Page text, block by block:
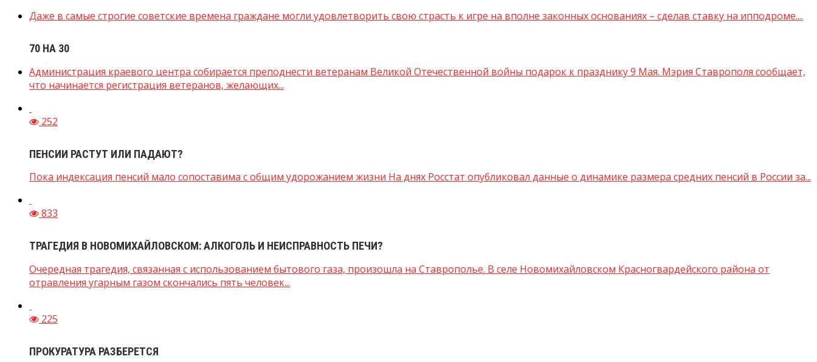
Даже в самые строгие советские времена граждане могли удовлетворить свою страсть к игре на вполне законных основаниях – сделав ставку на ипподроме....
70 НА 30
Администрация краевого центра собирается преподнести ветеранам Великой Отечественной войны подарок к празднику 9 Мая. Мэрия Ставрополя сообщает,
что начинается регистрация ветеранов, желающих...
252
ПЕНСИИ РАСТУТ ИЛИ ПАДАЮТ?
Пока индексация пенсий мало сопоставима с общим удорожанием жизни На днях Росстат опубликовал данные о динамике размера средних пенсий в России за...
833
ТРАГЕДИЯ В НОВОМИХАЙЛОВСКОМ: АЛКОГОЛЬ И НЕИСПРАВНОСТЬ ПЕЧИ?
Очередная трагедия, связанная с использованием бытового газа, произошла на Ставрополье. В селе Новомихайловском Красногвардейского района от
отравления угарным газом скончались пять человек...
225
ПРОКУРАТУРА РАЗБЕРЕТСЯ